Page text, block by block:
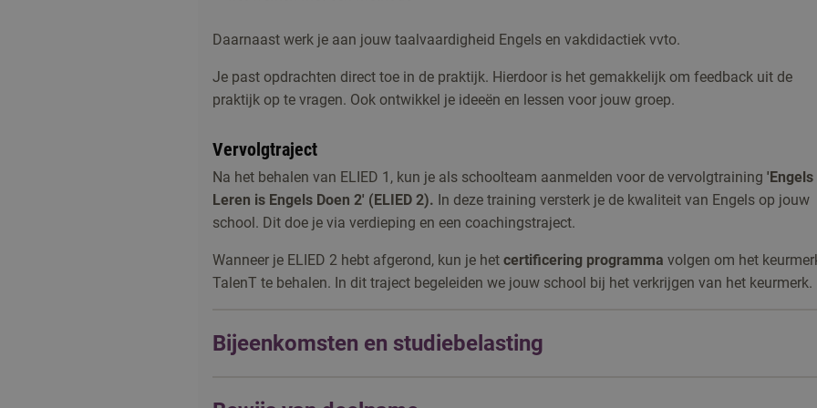
Daarnaast werk je aan jouw taalvaardigheid Engels en vakdidactiek vvto.
Je past opdrachten direct toe in de praktijk. Hierdoor is het gemakkelijk om feedback uit de
praktijk op te vragen. Ook ontwikkel je ideeën en lessen voor jouw groep.
Vervolgtraject
Na het behalen van ELIED 1, kun je als schoolteam aanmelden voor de vervolgtraining 'Engels
Leren is Engels Doen 2' (ELIED 2). In deze training versterk je de kwaliteit van Engels op jouw
school. Dit doe je via verdieping en een coachingstraject.
Wanneer je ELIED 2 hebt afgerond, kun je het certificering programmavolgen om het
TalenT te behalen. In dit traject begeleiden we jouw school bij het verkrijgen van het keurmerk.
Bijeenkomsten en studiebelasting